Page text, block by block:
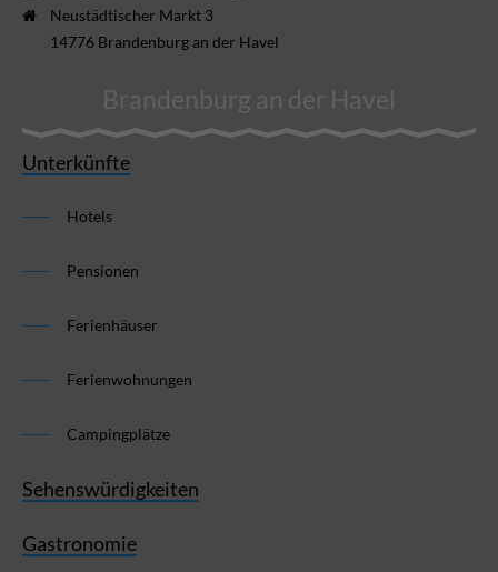
Neustädtischer Markt 3
14776 Brandenburg an der Havel
Brandenburg an der Havel
Unterkünfte
Hotels
Pensionen
Ferienhäuser
Ferienwohnungen
Campingplätze
Sehenswürdigkeiten
Gastronomie